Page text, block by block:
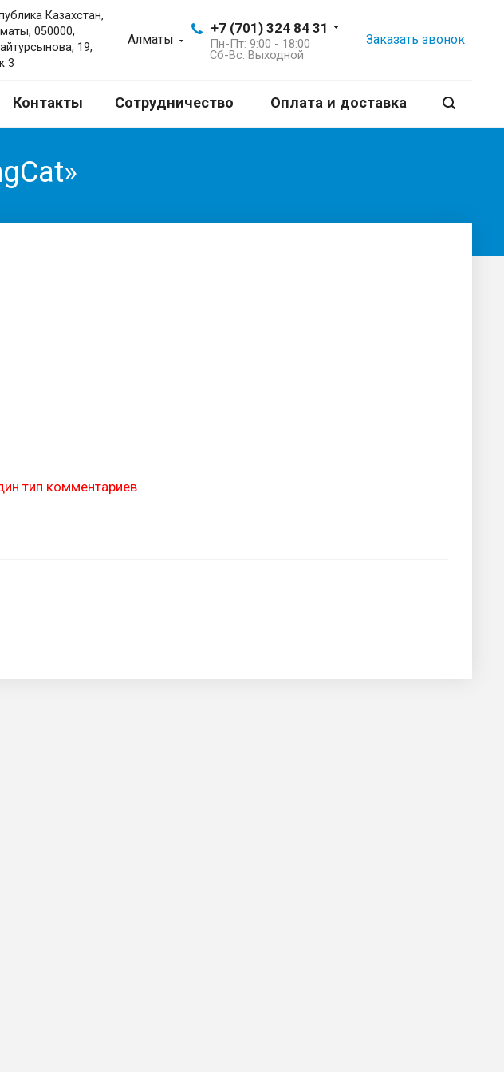
Алматы
+7 (701) 324 84 31
Пн-Пт: 9:00 - 18:00
Сб-Вс: Выходной
Заказать звонок
Казахстан,
050000,
19,
3
Контакты Сотрудничество Оплата и доставка
тип комментариев